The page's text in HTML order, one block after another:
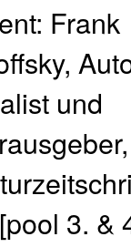
Frank
und
3. &